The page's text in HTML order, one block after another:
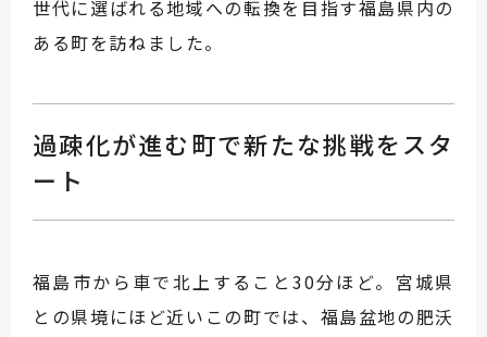
世代に選ばれる地域への転換を目指す福島県内の
ある町を訪ねました。
過疎化が進む町で新たな挑戦をスタ
ート
福島市から車で北上すること30分ほど。宮城県
との県境にほど近いこの町では、福島盆地の肥沃